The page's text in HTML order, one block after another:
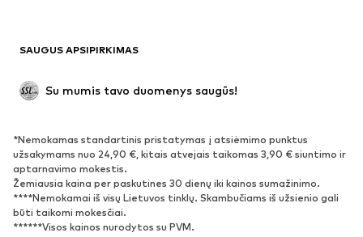
SAUGUS APSIPIRKIMAS
Su mumis tavo duomenys saugūs!
*Nemokamas standartinis pristatymas į atsiėmimo punktus
užsakymams nuo 24,90 €, kitais atvejais taikomas 3,90 € siuntimo ir
aptarnavimo mokestis.
Žemiausia kaina per paskutines 30 dienų iki kainos sumažinimo.
****Nemokamai iš visų Lietuvos tinklų. Skambučiams iš užsienio gali
būti taikomi mokesčiai.
******Visos kainos nurodytos su PVM.